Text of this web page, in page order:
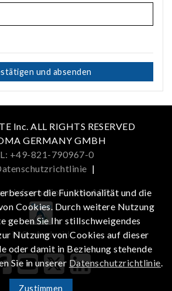
und absenden
Inc. ALL RIGHTS RESERVED
GERMANY GMBH
+49-821-790967-0
|
information in the APP
iOS Android
die Funktionalität und die
Cookies. Durch weitere Nutzung
geben Sie Ihr stillschweigendes
Nutzung von Cookies auf dieser
oder damit in Beziehung stehende
Sie in unserer Datenschutzrichtlinie.
Zustimmen